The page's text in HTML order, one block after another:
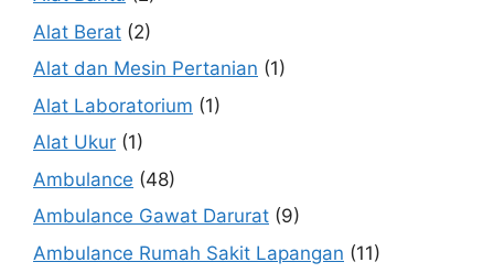
Alat Berat (2)
Alat dan Mesin Pertanian (1)
Alat Laboratorium (1)
Alat Ukur (1)
Ambulance (48)
Ambulance Gawat Darurat (9)
Ambulance Rumah Sakit Lapangan (11)